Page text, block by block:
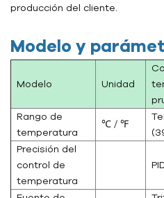
producción del cliente.
Modelo y
Modelo Unidad
Rango de
temperatura
℃ / ℉
Precisión del
control de
temperatura